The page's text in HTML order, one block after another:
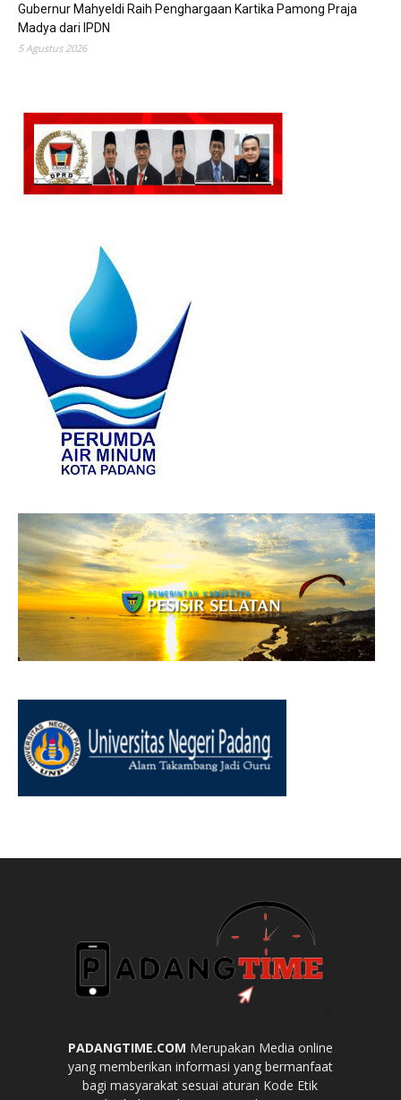
Gubernur Mahyeldi Raih Penghargaan Kartika Pamong Praja
Madya dari IPDN
5 Agustus 2026
PADANGTIME.COM Merupakan Media online
yang memberikan informasi yang bermanfaat
bagi masyarakat sesuai aturan Kode Etik